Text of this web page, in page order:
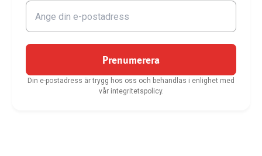
Prenumerera
Din e-postadress är trygg hos oss och behandlas i enlighet med
vår integritetspolicy.